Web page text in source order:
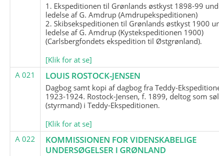
1. Ekspeditionen til Grønlands østkyst 1898-99
ledelse af G. Amdrup (Amdrupekspeditionen)
2. Skibsekspeditionen til Grønlands østkyst 1900
ledelse af G. Amdrup (Kystekspeditionen 1900)
(Carlsbergfondets ekspedition til Østgrønland).
[Klik for at se]
A 021
LOUIS ROSTOCK-JENSEN
Dagbog samt kopi af dagbog fra Teddy-
1923-1924. Rostock-Jensen, f. 1899, deltog som
(styrmand) i Teddy-Ekspeditionen.
[Klik for at se]
A 022
KOMMISSIONEN FOR VIDENSKABELIGE
UNDERSØGELSER I GRØNLAND